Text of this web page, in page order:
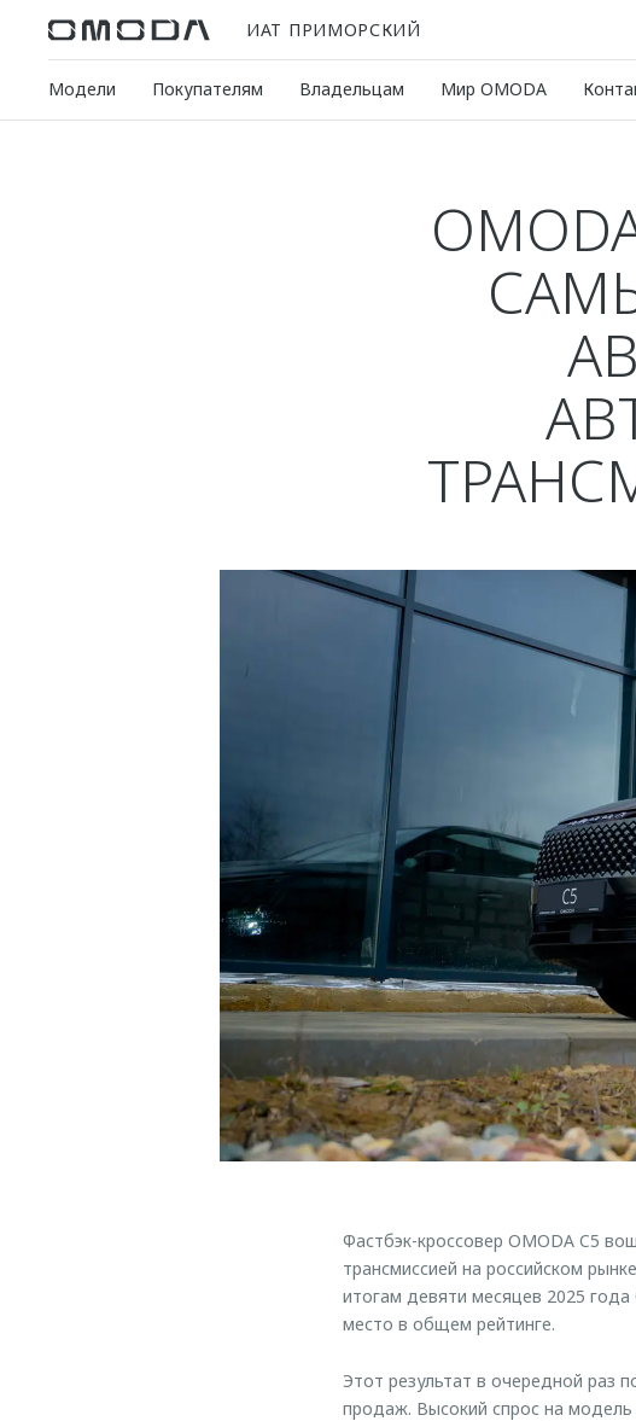
ИАТ ПРИМОРСКИЙ
Модели Покупателям Владельцам Мир OMODA
Фастбэк-кроссовер OMODA C5
трансмиссией на российском
итогам девяти месяцев 2025
место в общем рейтинге.
Этот результат в очередной раз
продаж. Высокий спрос на